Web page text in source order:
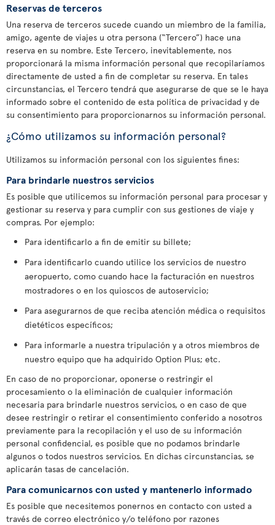
Reservas de terceros
Una reserva de terceros sucede cuando un miembro de la familia,
amigo, agente de viajes u otra persona (“Tercero”) hace una
reserva en su nombre. Este Tercero, inevitablemente, nos
proporcionará la misma información personal que recopilaríamos
directamente de usted a fin de completar su reserva. En tales
circunstancias, el Tercero tendrá que asegurarse de que se le haya
informado sobre el contenido de esta política de privacidad y de
su consentimiento para proporcionarnos su información personal.
¿Cómo utilizamos su información personal?
Utilizamos su información personal con los siguientes fines:
Para brindarle nuestros servicios
Es posible que utilicemos su información personal para procesar y
gestionar su reserva y para cumplir con sus gestiones de viaje y
compras. Por ejemplo:
Para identificarlo a fin de emitir su billete;
Para identificarlo cuando utilice los servicios de nuestro
aeropuerto, como cuando hace la facturación en nuestros
mostradores o en los quioscos de autoservicio;
Para asegurarnos de que reciba atención médica o requisitos
dietéticos específicos;
Para informarle a nuestra tripulación y a otros miembros de
nuestro equipo que ha adquirido Option Plus; etc.
En caso de no proporcionar, oponerse o restringir el
procesamiento o la eliminación de cualquier información
necesaria para brindarle nuestros servicios, o en caso de que
desee restringir o retirar el consentimiento conferido a nosotros
previamente para la recopilación y el uso de su información
personal confidencial, es posible que no podamos brindarle
algunos o todos nuestros servicios. En dichas circunstancias, se
aplicarán tasas de cancelación.
Para comunicarnos con usted y mantenerlo informado
Es posible que necesitemos ponernos en contacto con usted a
través de correo electrónico y/o teléfono por razones